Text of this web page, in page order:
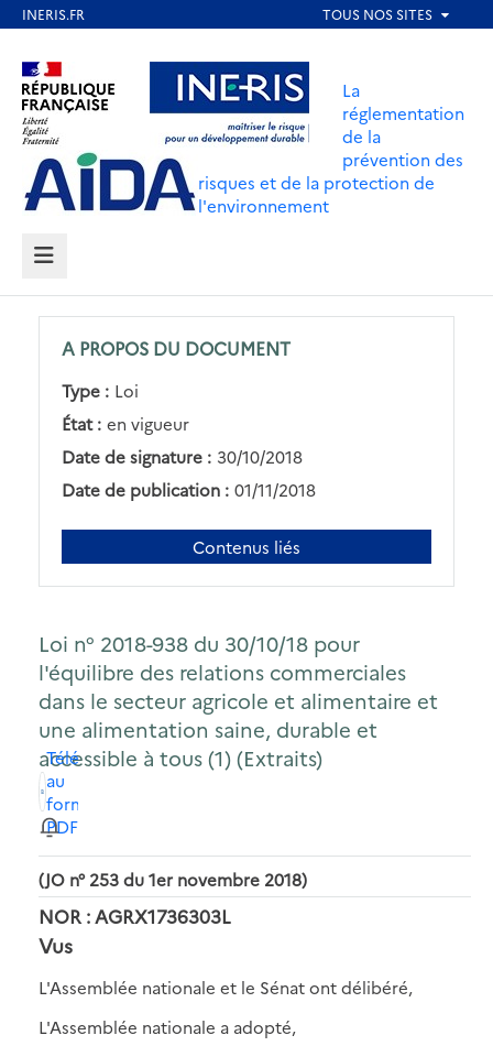
contenu
principal
Aller au contenu Aller au menu
Aller au pied de page
La
réglementation
de la
prévention des
risques et de la protection de
l'environnement
MENU
A PROPOS DU DOCUMENT
Type : Loi
État : en vigueur
Date de signature : 30/10/2018
Date de publication : 01/11/2018
Contenus liés
Loi n° 2018-938 du 30/10/18 pour
l'équilibre des relations commerciales
dans le secteur agricole et alimentaire et
une alimentation saine, durable et
accessible à tous (1) (Extraits)
Télécharger
au
format
PDF
(JO n° 253 du 1er novembre 2018)
NOR : AGRX1736303L
Vus
L'Assemblée nationale et le Sénat ont délibéré,
L'Assemblée nationale a adopté,